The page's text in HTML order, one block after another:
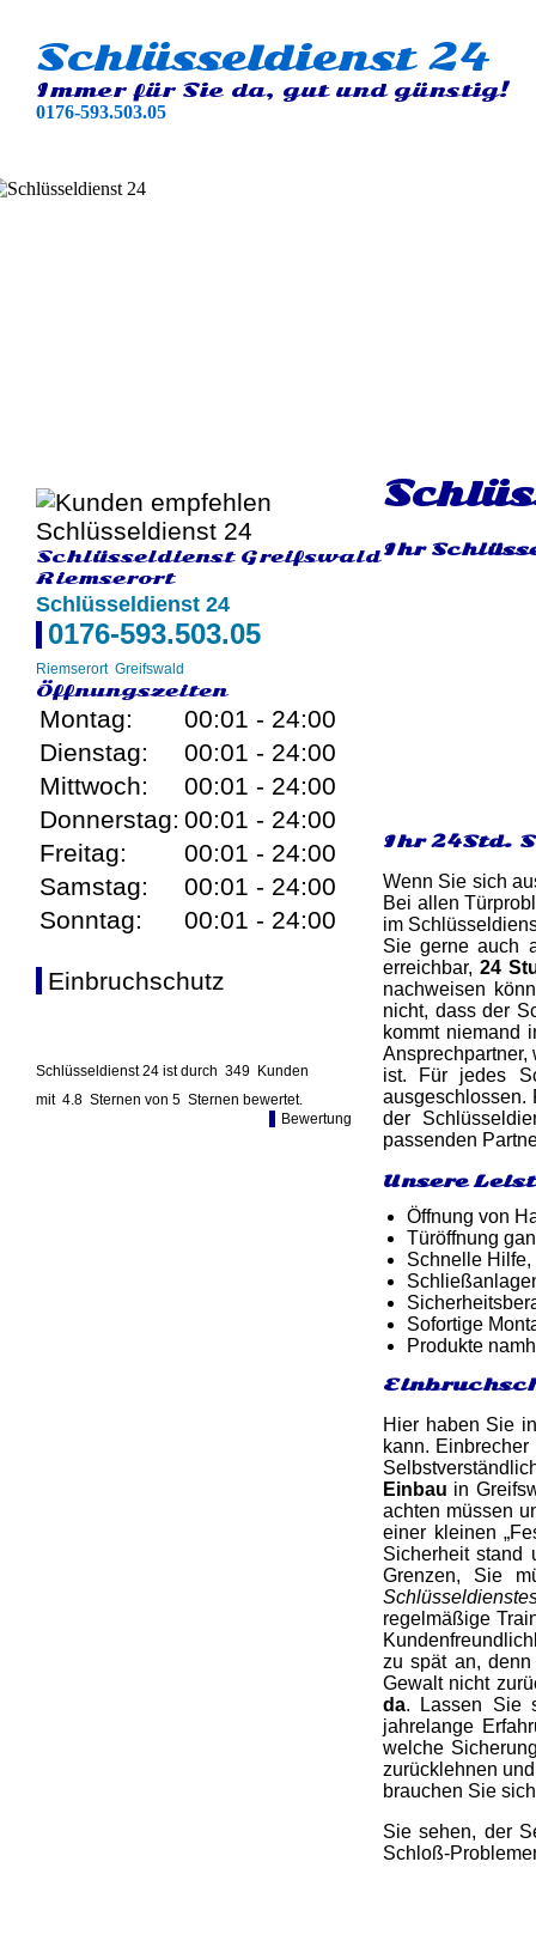
Schlüsseldienst 24
Immer für Sie da, gut und günstig!
0176-593.503.05
Schlüsseldienst Greifswald
Riemserort
Schlüsseldienst 24
0176-593.503.05
Riemserort Greifswald
Öffnungszeiten
Montag:
00:01 - 24:00
Dienstag:
00:01 - 24:00
Mittwoch:
00:01 - 24:00
Donnerstag: 00:01 - 24:00
Freitag:
00:01 - 24:00
Samstag:
00:01 - 24:00
Sonntag:
00:01 - 24:00
Einbruchschutz
Schlüsseldienst 24 ist durch 349 Kunden
mit 4.8 Sternen von 5 Sternen bewertet.
Bewertung
Ihr
Ihr 24Std.
Wenn Sie sich
Bei allen
im
Sie gerne auch
erreichbar, 24
nachweisen
nicht, dass der
kommt niemand
ist. Für jedes
ausgeschlossen.
der
passenden
Unsere
Öffnung von
Türöffnung
Schnelle Hilfe,
Sofortige
Produkte
Hier haben Sie
kann.
Einbau in
achten müssen
einer kleinen
Sicherheit
Grenzen, Sie
regelmäßige
zu spät an,
Gewalt nicht
da. Lassen Sie
jahrelange
welche
zurücklehnen
brauchen Sie
Sie sehen, der
Schloß-